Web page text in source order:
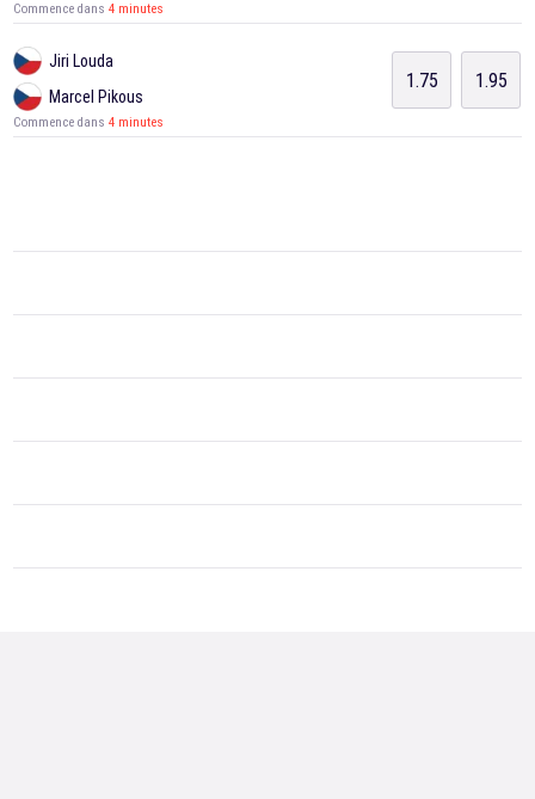
Commence dans4 minutes
Jiri Louda
Marcel Pikous
Commence dans4 minutes
1.75 1.95